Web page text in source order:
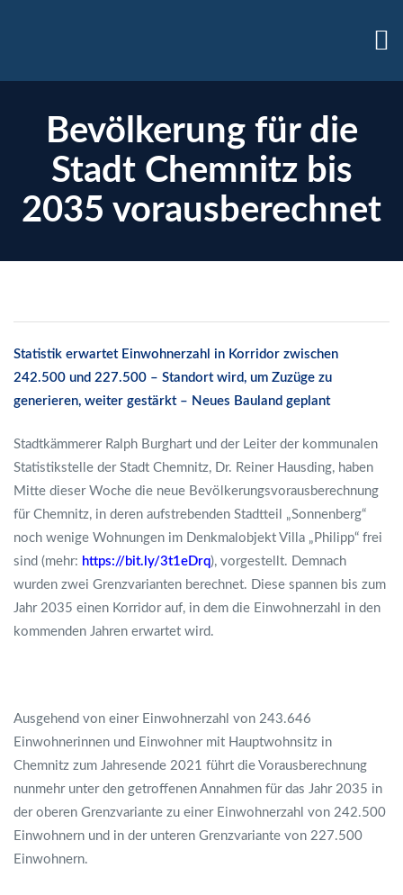
Bevölkerung für die
Stadt Chemnitz bis
2035 vorausberechnet
Statistik erwartet Einwohnerzahl in Korridor zwischen
242.500 und 227.500 – Standort wird, um Zuzüge zu
generieren, weiter gestärkt – Neues Bauland geplant
Stadtkämmerer Ralph Burghart und der Leiter der kommunalen
Statistikstelle der Stadt Chemnitz, Dr. Reiner Hausding, haben
Mitte dieser Woche die neue Bevölkerungsvorausberechnung
für Chemnitz, in deren aufstrebenden Stadtteil „Sonnenberg“
noch wenige Wohnungen im Denkmalobjekt Villa „Philipp“ frei
sind (mehr: https://bit.ly/3t1eDrq), vorgestellt. Demnach
wurden zwei Grenzvarianten berechnet. Diese spannen bis zum
Jahr 2035 einen Korridor auf, in dem die Einwohnerzahl in den
kommenden Jahren erwartet wird.
Ausgehend von einer Einwohnerzahl von 243.646
Einwohnerinnen und Einwohner mit Hauptwohnsitz in
Chemnitz zum Jahresende 2021 führt die Vorausberechnung
nunmehr unter den getroffenen Annahmen für das Jahr 2035 in
der oberen Grenzvariante zu einer Einwohnerzahl von 242.500
Einwohnern und in der unteren Grenzvariante von 227.500
Einwohnern.